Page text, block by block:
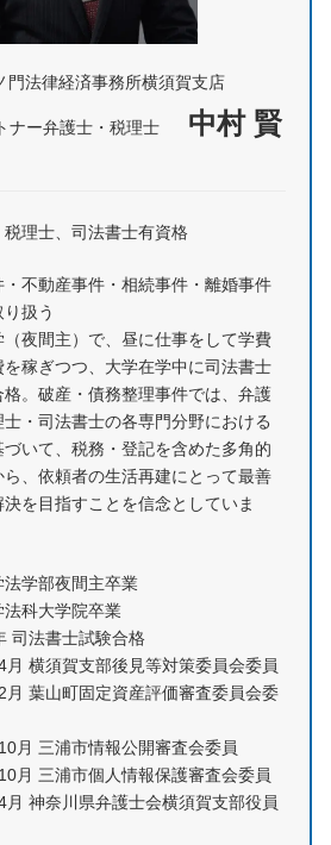
門法律経済事務所横須賀支店
ナー弁護士・税理士
中村 賢
税理士、司法書士有資格
・不動産事件・相続事件・離婚事件
扱う
（夜間主）で、昼に仕事をして学費
を稼ぎつつ、大学在学中に司法書士
格。破産・債務整理事件では、弁護
士・司法書士の各専門分野における
づいて、税務・登記を含めた多角的
ら、依頼者の生活再建にとって最善
決を目指すことを信念としていま
法学部夜間主卒業
法科大学院卒業
司法書士試験合格
月 横須賀支部後見等対策委員会委員
月 葉山町固定資産評価審査委員会委
月 三浦市情報公開審査会委員
月 三浦市個人情報保護審査会委員
月 神奈川県弁護士会横須賀支部役員